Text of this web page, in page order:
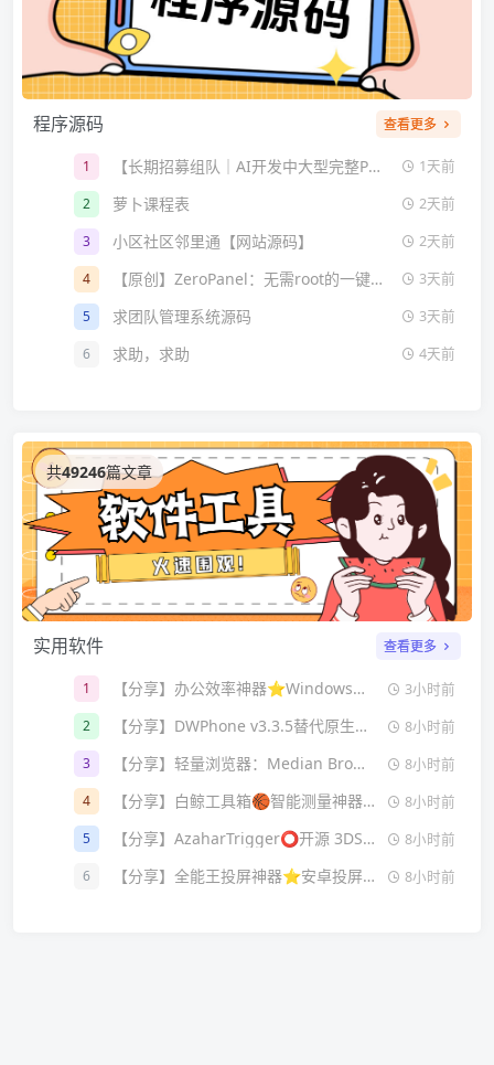
程序源码 查看更多
1 【长期招募组队｜AI开发中大型完整PHP复杂网站源码】
1天前
2
萝卜课程表
2天前
3
小区社区邻里通【网站源码】
2天前
4
【原创】ZeroPanel：无需root的一键建站面板
3天前
5
求团队管理系统源码
3天前
6
求助，求助 4天前
共49246篇文章
实用软件 查看更多
1 【分享】办公效率神器⭐Windows剪贴板增强工具
3小时前
2
【分享】DWPhone v3.3.5替代原生电话 + 联系人
8小时前
3
【分享】轻量浏览器：Median Browser v2.1.9
8小时前
4
【分享】白鲸工具箱🏀智能测量神器🏀高效智能精准
8小时前
5
【分享】AzaharTrigger⭕开源 3DS模拟器⭕免费无广
8小时前
6
【分享】全能王投屏神器⭐安卓投屏神器⭐一键投屏⭐ 8小时前